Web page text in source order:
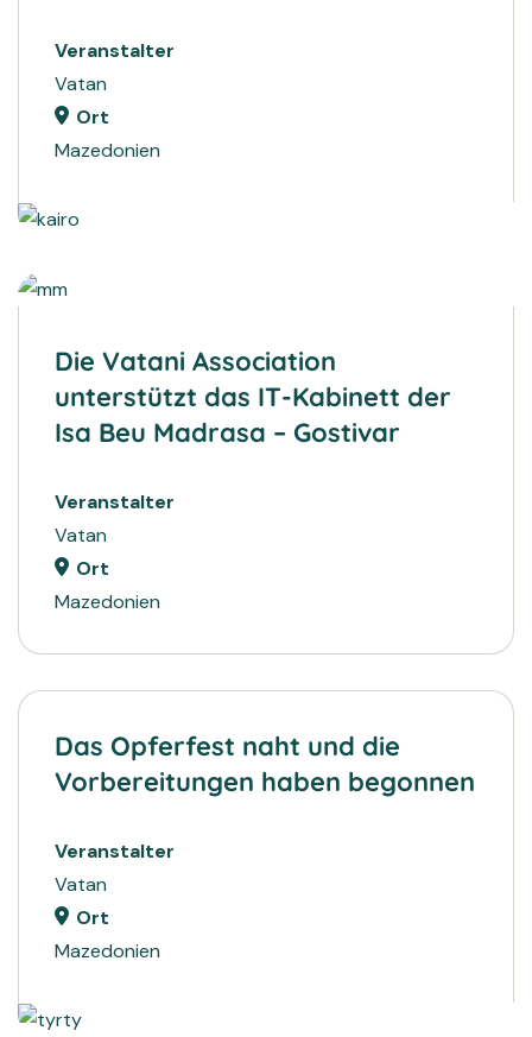
Veranstalter
Vatan
Ort
Mazedonien
Die Vatani Association
unterstützt das IT-Kabinett der
Isa Beu Madrasa – Gostivar
Veranstalter
Vatan
Ort
Mazedonien
Das Opferfest naht und die
Vorbereitungen haben begonnen
Veranstalter
Vatan
Ort
Mazedonien